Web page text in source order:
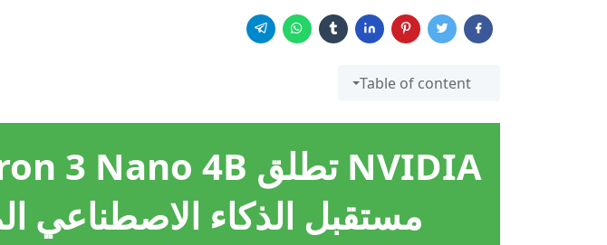
Table of content
مستقبل الذكاء الاصطناعي